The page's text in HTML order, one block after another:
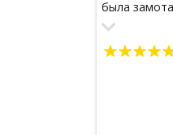
была
полагаться
было